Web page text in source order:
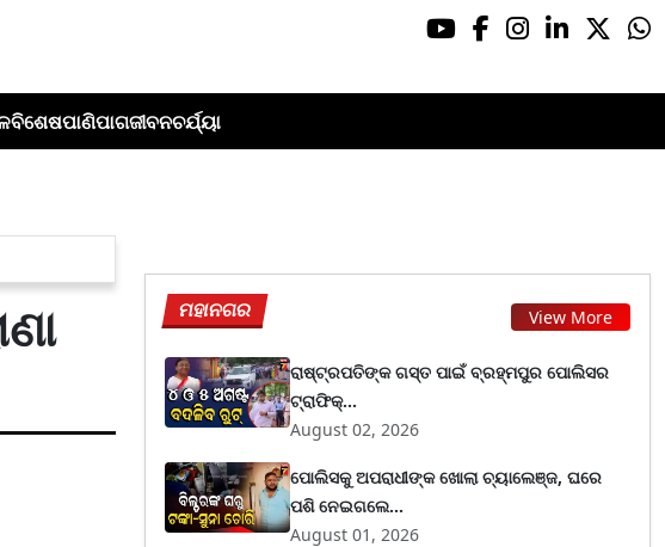
ବିଶେଷପାଣିପାଗଜୀବନଚର୍ଯ୍ୟା
ମହାନଗର View More
ରାଷ୍ଟ୍ରପତିଙ୍କ ଗସ୍ତ ପାଇଁ ବ୍ରହ୍ମପୁର ପୋଲିସର
ଟ୍ରାଫିକ୍...
August 02, 2026
ପୋଲିସକୁ ଅପରାଧୀଙ୍କ ଖୋଲା ଚ୍ୟାଲେଞ୍ଜ, ଘରେ
ପଶି ନେଇଗଲେ...
August 01, 2026